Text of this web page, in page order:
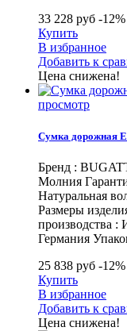
33 228 руб -12%
Купить
В избранное
Добавить к
Цена снижена!
просмотр
Сумка дорожная
Бренд :
Молния
Натуральная
Размеры
производства :
Германия
25 838 руб -12%
Купить
В избранное
Добавить к
Цена снижена!